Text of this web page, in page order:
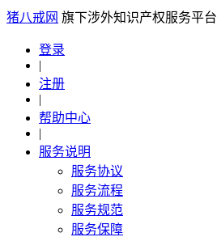
猪八戒网 旗下涉外知识产权服务平台
登录
|
注册
|
帮助中心
|
服务说明
服务协议
服务流程
服务规范
服务保障